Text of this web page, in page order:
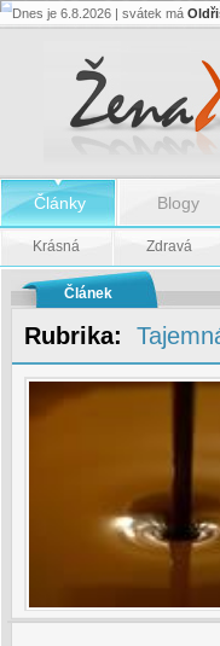
Horoskop:
charakter
a
sex
Dnes je 6.8.2026 | svátek má
Články Blogy
Krásná Zdravá
Článek
Rubrika: